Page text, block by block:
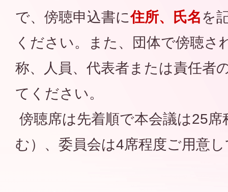
で、傍聴申込書に住所、氏名を
ください。また、団体で傍聴さ
称、人員、代表者または責任者
てください。
傍聴席は先着順で本会議は25席
む）、委員会は4席程度ご用意